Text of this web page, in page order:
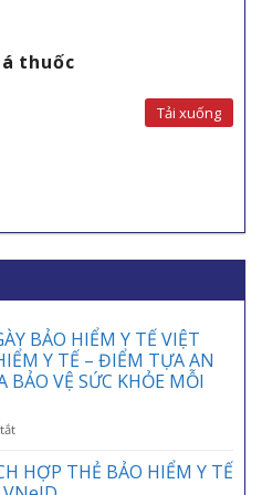
thuốc
Tải xuống
BẢO HIỂM Y TẾ VIỆT
Y TẾ – ĐIỂM TỰA AN
BẢO VỆ SỨC KHỎE MỖI
ở
ỨNG
NGÀY
HỢP THẺ BẢO HIỂM Y TẾ